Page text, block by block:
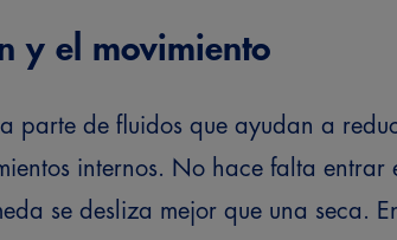
y el movimiento
parte de fluidos que ayudan a
internos. No hace falta entrar
se desliza mejor que una seca.